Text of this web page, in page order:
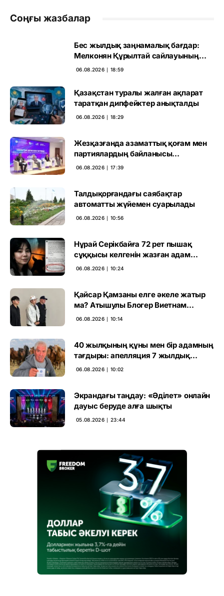
Соңғы жазбалар
Бес жылдық заңнамалық бағдар:
Мелконян Құрылтай сайлауының
маңызын бағалады
06.08.2026 ∣ 18:59
Қазақстан туралы жалған ақпарат
таратқан дипфейктер анықталды
06.08.2026 ∣ 18:29
Жезқазғанда азаматтық қоғам мен
партиялардың байланысы
талқыланды
06.08.2026 ∣ 17:39
Талдықорғандағы саябақтар
автоматты жүйемен суарылады
06.08.2026 ∣ 10:56
Нұрай Серікбайға 72 рет пышақ
сұққысы келгенін жазған адам
ұсталды
06.08.2026 ∣ 10:24
Қайсар Қамзаны елге әкеле жатыр
ма? Атышулы Блогер Виетнам
әуежайында көзге түсті
06.08.2026 ∣ 10:14
40 жылқының құны мен бір адамның
тағдыры: апелляция 7 жылдық
үкімді бұзды
06.08.2026 ∣ 10:02
Экрандағы таңдау: «Әділет» онлайн
дауыс беруде алға шықты
05.08.2026 ∣ 23:44